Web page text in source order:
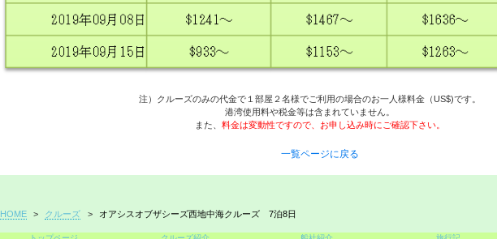
注）クルーズのみの代金で１部屋２名様でご利用の場合のお一人様料金（US$)です。
港湾使用料や税金等は含まれていません。
また、 料金は変動性ですので、お申し込み時にご確認下さい。
一覧ページに戻る
HOME > クルーズ > オアシスオブザシーズ西地中海クルーズ 7泊8日